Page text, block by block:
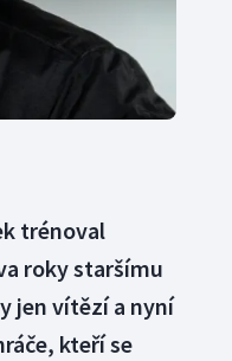
trénoval
roky staršímu
jen vítězí a nyní
kteří se